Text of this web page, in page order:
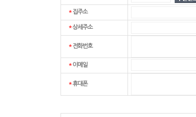
*집주소
*상세주소
*전화번호
*이메일
*휴대폰